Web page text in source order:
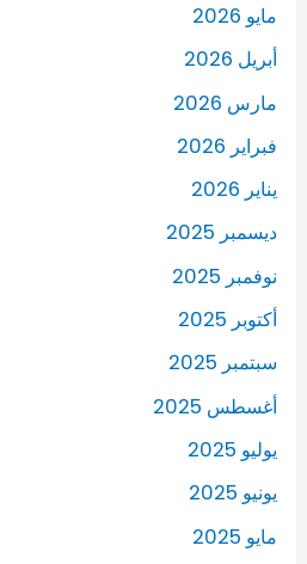
مايو 2026
أبريل 2026
مارس 2026
فبراير 2026
يناير 2026
ديسمبر 2025
نوفمبر 2025
أكتوبر 2025
سبتمبر 2025
أغسطس 2025
يوليو 2025
يونيو 2025
مايو 2025